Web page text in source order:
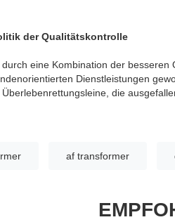
der Qualitätskontrolle
eine Kombination der besseren
Dienstleistungen
die
af transformer